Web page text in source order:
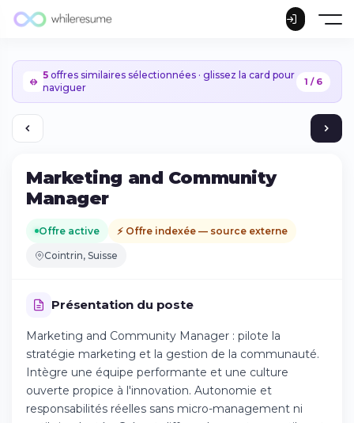
5 offres similaires sélectionnées · glissez la card pour
naviguer
1 / 6
Marketing and Community
Manager
Offre active ⚡ Offre indexée — source externe
Cointrin, Suisse
Présentation du poste
Marketing and Community Manager : pilote la
stratégie marketing et la gestion de la communauté.
Intègre une équipe performante et une culture
ouverte propice à l'innovation. Autonomie et
responsabilités réelles sans micro-management ni
Continuer sur iPhone
Téléchargez l'app sur l'App Store
Continuer sur Android